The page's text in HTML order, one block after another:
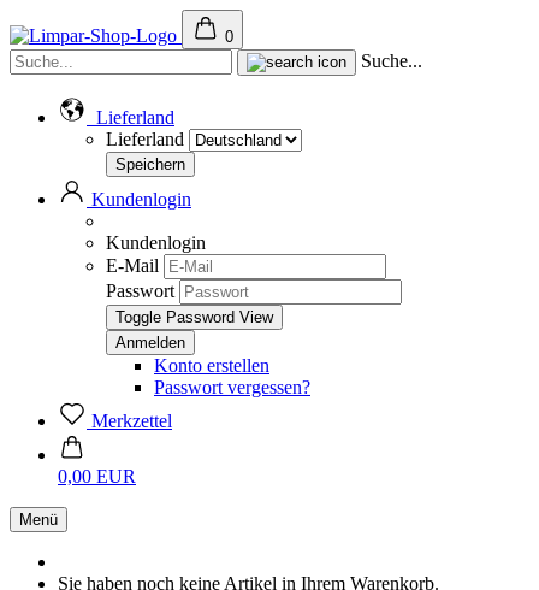
0
Suche...
Lieferland
Lieferland
Kundenlogin
Kundenlogin
E-Mail
Passwort
Toggle Password View
Konto erstellen
Passwort vergessen?
Merkzettel
0,00 EUR
Menü
Sie haben noch keine Artikel in Ihrem Warenkorb.